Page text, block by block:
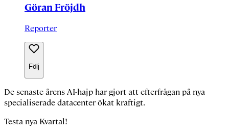
Göran Fröjdh
Reporter
Följ
De senaste årens AI-hajp har gjort att efterfrågan på nya
specialiserade datacenter ökat kraftigt.
Testa nya Kvartal!